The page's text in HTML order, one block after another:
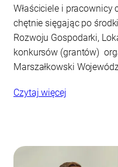
Właściciele i pracownicy
chętnie sięgając po
Rozwoju Gospodarki,
konkursów (grantów)
Marszałkowski
Czytaj więcej